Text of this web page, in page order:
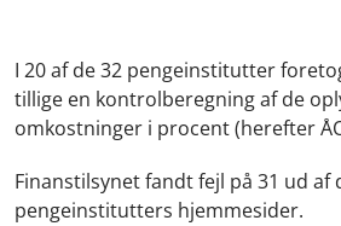
I 20 af de 32 pengeinstitutter
tillige en kontrolberegning af de
omkostninger i procent (herefter
Finanstilsynet fandt fejl på 31 ud af
pengeinstitutters hjemmesider.